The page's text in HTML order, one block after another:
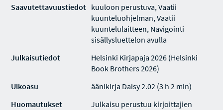
Saavutettavuustiedot kuuloon perustuva, Vaatii
kuunteluohjelman, Vaatii
kuuntelulaitteen, Navigointi
sisällysluettelon avulla
Julkaisutiedot
Helsinki Kirjapaja 2026 (Helsinki
Book Brothers 2026)
Ulkoasu
äänikirja Daisy 2.02 (3 h 2 min)
Huomautukset
Julkaisu perustuu kirjoittajien